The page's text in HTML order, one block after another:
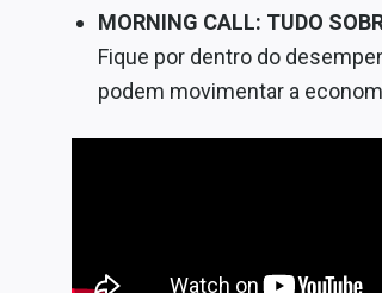
MORNING CALL: TUDO
Fique por dentro do
podem movimentar a